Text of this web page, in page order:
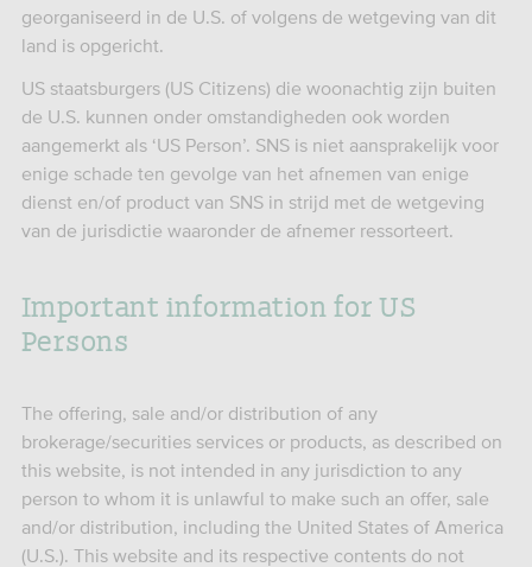
georganiseerd in de U.S. of volgens de wetgeving van dit
land is opgericht.
US staatsburgers (US Citizens) die woonachtig zijn buiten
de U.S. kunnen onder omstandigheden ook worden
aangemerkt als ‘US Person’. SNS is niet aansprakelijk voor
enige schade ten gevolge van het afnemen van enige
dienst en/of product van SNS in strijd met de wetgeving
van de jurisdictie waaronder de afnemer ressorteert.
Important information for US
Persons
The offering, sale and/or distribution of any
brokerage/securities services or products, as described on
this website, is not intended in any jurisdiction to any
person to whom it is unlawful to make such an offer, sale
and/or distribution, including the United States of America
(U.S.). This website and its respective contents do not